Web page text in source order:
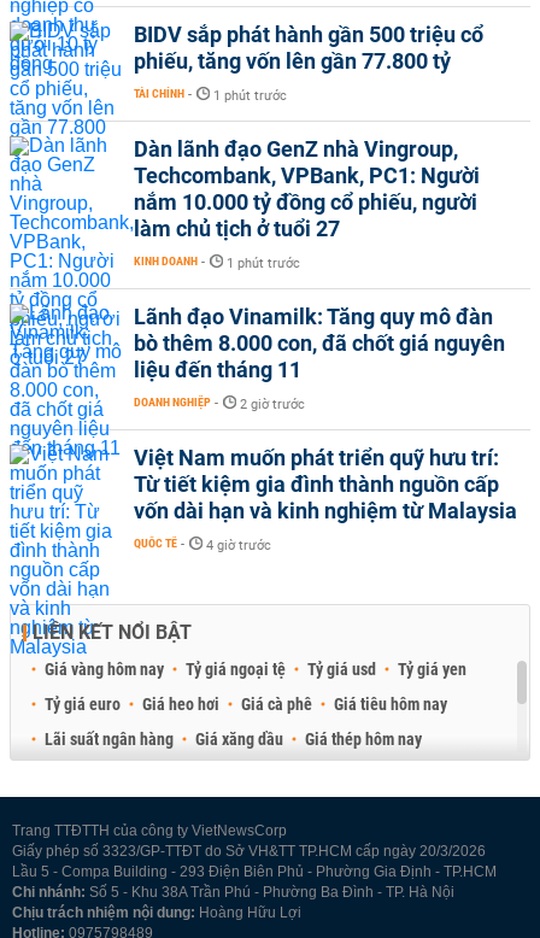
BIDV sắp phát hành gần 500 triệu cổ
phiếu, tăng vốn lên gần 77.800 tỷ
TÀI CHÍNH - 1 phút trước
Dàn lãnh đạo GenZ nhà Vingroup,
Techcombank, VPBank, PC1: Người
nắm 10.000 tỷ đồng cổ phiếu, người
làm chủ tịch ở tuổi 27
KINH DOANH - 1 phút trước
Lãnh đạo Vinamilk: Tăng quy mô đàn
bò thêm 8.000 con, đã chốt giá nguyên
liệu đến tháng 11
DOANH NGHIỆP - 2 giờ trước
Việt Nam muốn phát triển quỹ hưu trí:
Từ tiết kiệm gia đình thành nguồn cấp
vốn dài hạn và kinh nghiệm từ Malaysia
QUỐC TẾ - 4 giờ trước
LIÊN KẾT NỔI BẬT
Giá vàng hôm nay Tỷ giá ngoại tệ Tỷ giá usd
Tỷ giá yen
Tỷ giá euro
Giá heo hơi Giá cà phê
Giá tiêu hôm nay
Lãi suất ngân hàng
Giá xăng dầu
Giá thép hôm nay
Trang TTĐTTH của công ty VietNewsCorp
Giấy phép số 3323/GP-TTĐT do Sở VH&TT TP.HCM cấp ngày 20/3/2026
Lầu 5 - Compa Building - 293 Điện Biên Phủ - Phường Gia Định - TP.HCM
Chi nhánh: Số 5 - Khu 38A Trần Phú - Phường Ba Đình - TP. Hà Nội
Chịu trách nhiệm nội dung: Hoàng Hữu Lợi
Hotline: 0975798489